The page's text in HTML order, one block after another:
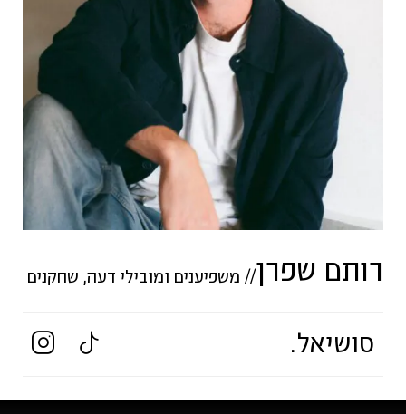
רותם שפרן// משפיענים ומובילי דעה, שחקנים
סושיאל.